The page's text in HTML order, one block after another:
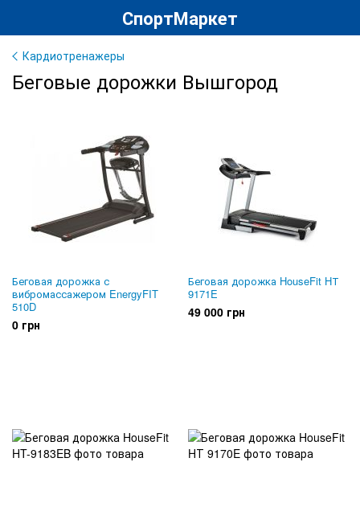
СпортМаркет
Кардиотренажеры
Беговые дорожки Вышгород
Беговая дорожка с
вибромассажером EnergyFIT
510D
0 грн
Беговая дорожка HouseFit HТ
9171E
49 000 грн